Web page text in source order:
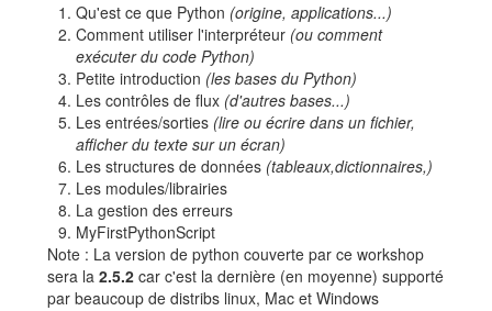
Qu'est ce que Python (origine, applications...)
Comment utiliser l'interpréteur (ou comment
exécuter du code Python)
Petite introduction (les bases du Python)
Les contrôles de flux (d'autres bases...)
Les entrées/sorties (lire ou écrire dans un fichier,
afficher du texte sur un écran)
Les structures de données (tableaux,dictionnaires,)
Les modules/librairies
La gestion des erreurs
MyFirstPythonScript
Note : La version de python couverte par ce workshop
sera la 2.5.2 car c'est la dernière (en moyenne) supporté
par beaucoup de distribs linux, Mac et Windows